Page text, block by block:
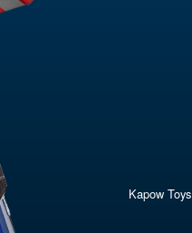
Kapow Toys